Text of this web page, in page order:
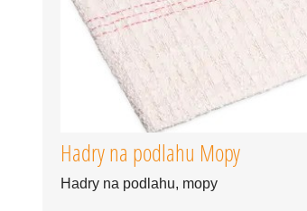
Hadry na podlahu Mopy
Hadry na podlahu, mopy